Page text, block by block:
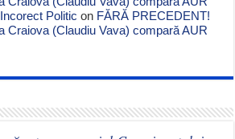
Politic on FĂRĂ PRECEDENT!
Craiova (Claudiu Vava) compară AUR